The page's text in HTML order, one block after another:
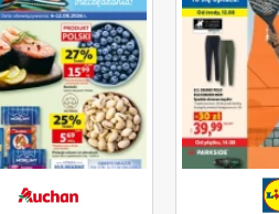
komórkowe, tablety lub
są hasłami „tanio”.
są przez polskich